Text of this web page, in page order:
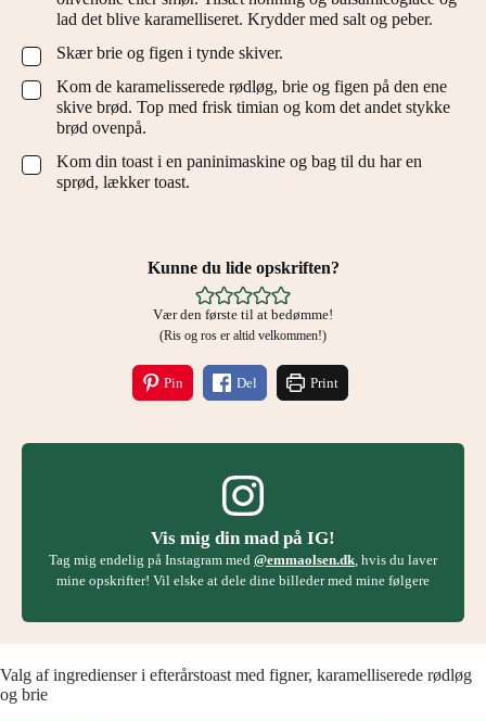
lad det blive karamelliseret. Krydder med salt og peber.
▢
Skær brie og figen i tynde skiver.
▢
Kom de karamelisserede rødløg, brie og figen på den ene
skive brød. Top med frisk timian og kom det andet stykke
brød ovenpå.
▢
Kom din toast i en paninimaskine og bag til du har en
sprød, lækker toast.
Kunne du lide opskriften?
Vær den første til at bedømme!
(Ris og ros er altid velkommen!)
Pin Del Print
Vis mig din mad på IG!
Tag mig endelig på Instagram med @emmaolsen.dk , hvis du laver
mine opskrifter! Vil elske at dele dine billeder med mine følgere
Valg af ingredienser i efterårstoast med figner, karamelliserede rødløg
og brie